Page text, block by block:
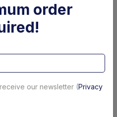
Parapolvere tubolare
x cilindro
sollevamento DLB 47
order
our newsletter (Privacy